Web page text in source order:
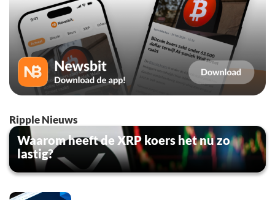
Ripple Nieuws
Waarom heeft de XRP koers het nu zo
lastig?